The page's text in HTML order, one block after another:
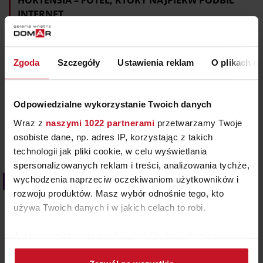
Zgoda Szczegóły Ustawienia reklam O plikach
Odpowiedzialne wykorzystanie Twoich danych
Wraz z naszymi 1022 partnerami przetwarzamy Twoje
osobiste dane, np. adres IP, korzystając z takich
technologii jak pliki cookie, w celu wyświetlania
spersonalizowanych reklam i treści, analizowania tychże,
wychodzenia naprzeciw oczekiwaniom użytkowników i
rozwoju produktów. Masz wybór odnośnie tego, kto
używa Twoich danych i w jakich celach to robi.
Jeśli wyrazisz na to zgodę, chcielibyśmy również:
Gromadzić dane dotyczące Twojej lokalizacji
INTERNET
Czy ikona designu może narodzić się w komputerze?
Hortensia udowadnia, że tak. W 2018 roku
argentyński projektant Andrés Reisinger stworzył
fotorealistyczny render fotela inspirowanego kwiatem
tysiące osób, które chciały go kupić. Problem? Był tylko
cyfrowym obrazem. Aby urzeczywistnić swoją wizję,
Reisinger zaprosił do współpracy projektantkę
tekstyliów Júlię…
Kolor we wnętrzach